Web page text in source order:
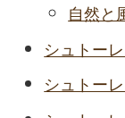
自然と
シュトー
シュトー